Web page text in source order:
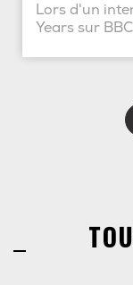
Lors d'un
Years sur